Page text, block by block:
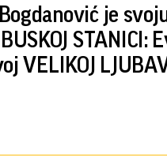
je
STANICI:
VELIKOJ